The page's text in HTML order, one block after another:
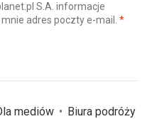
S.A. informacje
adres poczty e-mail. *
mediów
Biura podróży